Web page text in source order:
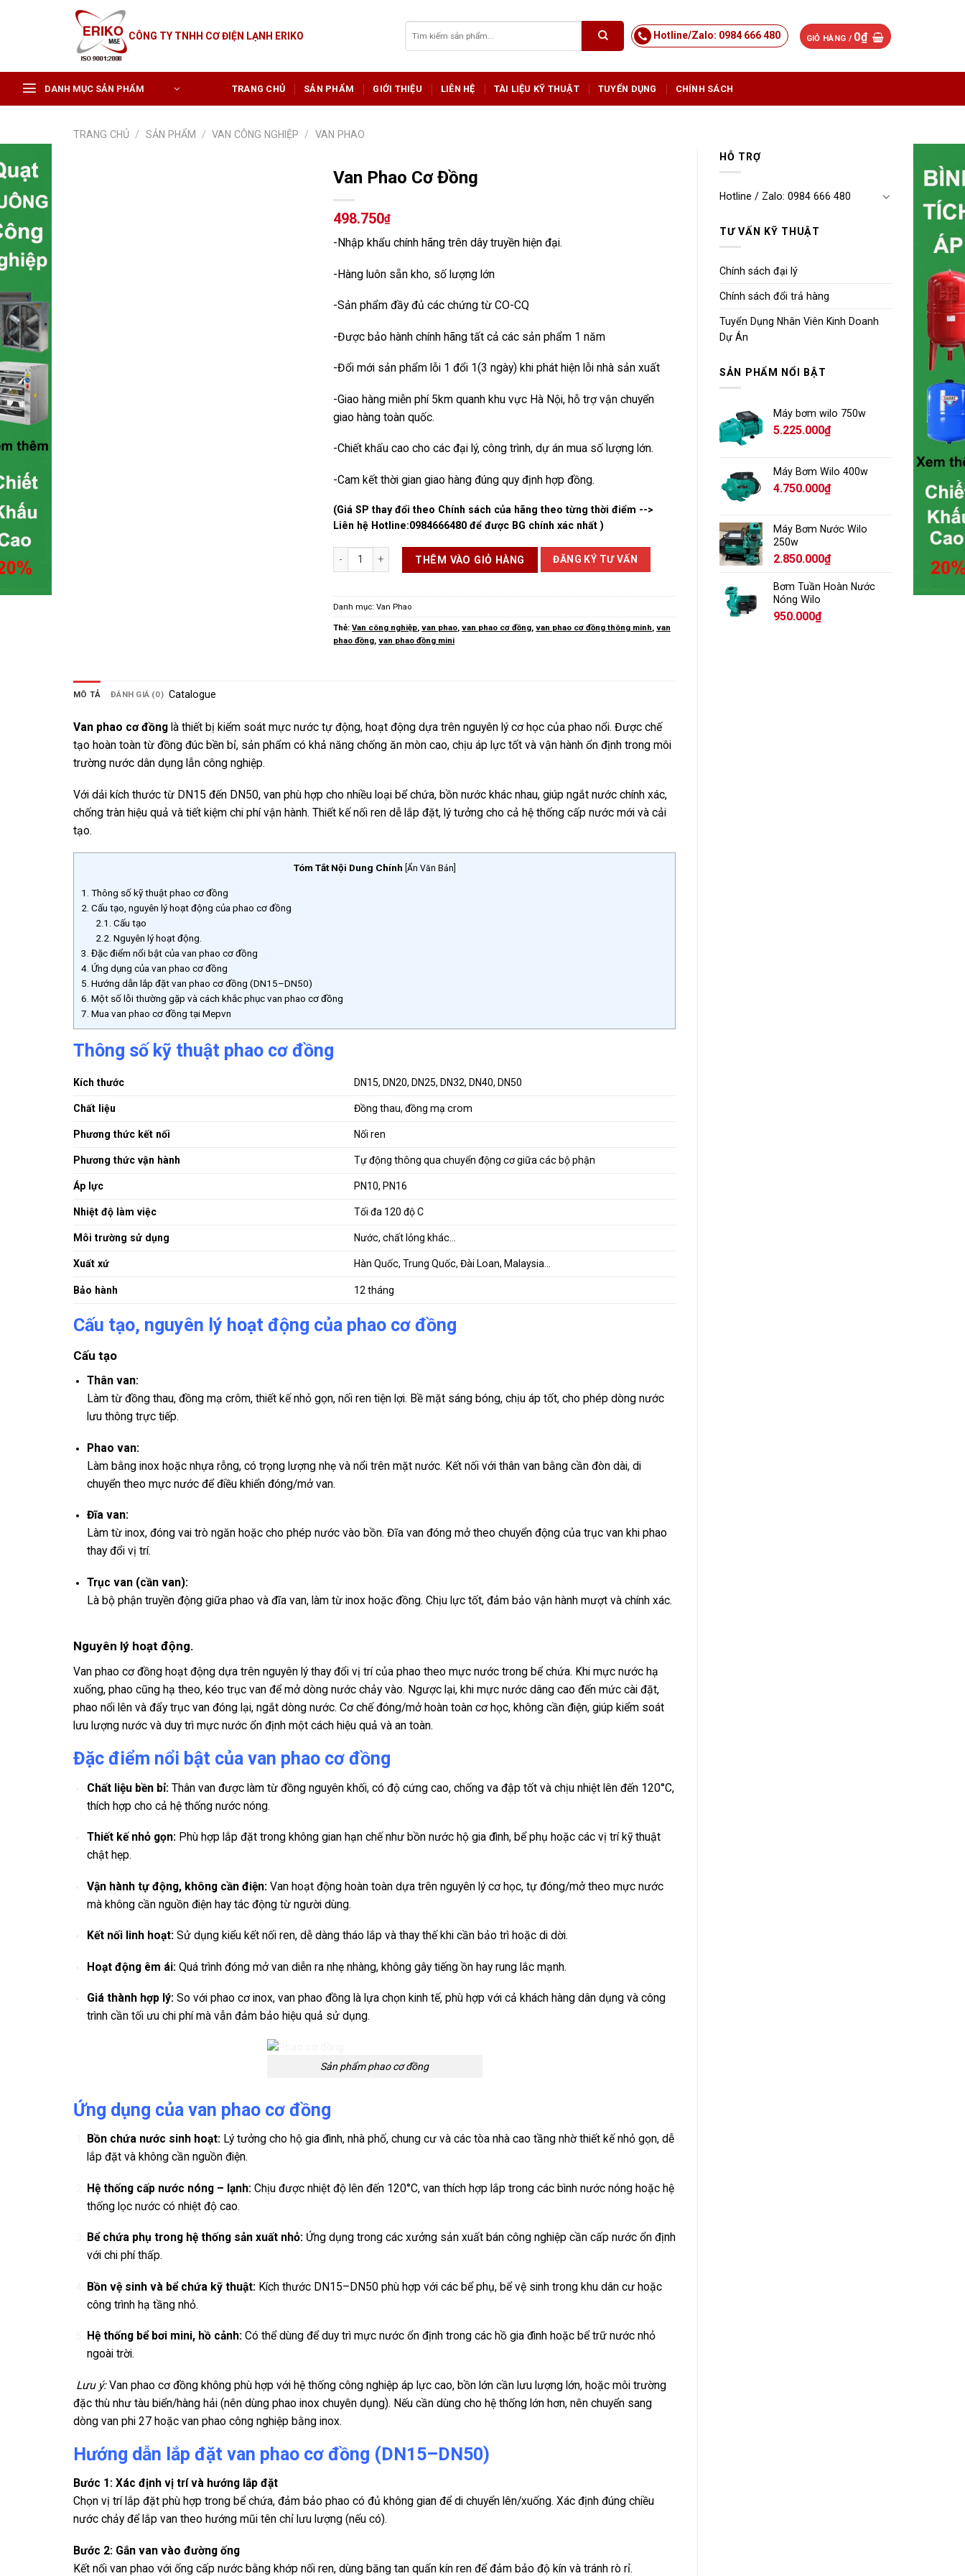
CÔNG TY TNHH CƠ ĐIỆN LẠNH ERIKO
kiếm:
Hotline/Zalo: 0984 666 480 GIỎ HÀNG / 0₫
DANH MỤC SẢN PHẨM TRANG CHỦ SẢN PHẨM GIỚI THIỆU LIÊN HỆ TÀI LIỆU KỸ THUẬT TUYỂN DỤNG CHÍNH SÁCH
TRANG CHỦ / SẢN PHẨM / VAN CÔNG NGHIỆP /
VAN PHAO
HỖ TRỢ
Hotline / Zalo: 0984 666 480
TƯ VẤN KỸ THUẬT
Chính sách đại lý
Chính sách đổi trả hàng
Tuyển Dụng Nhân Viên Kinh Doanh
Dự Án
SẢN PHẨM NỔI BẬT
Máy bơm wilo 750w
5.225.000₫
Máy Bơm Wilo 400w
4.750.000₫
Máy Bơm Nước Wilo
250w
2.850.000₫
Bơm Tuần Hoàn Nước
Nóng Wilo
950.000₫
Van Phao Cơ Đồng
498.750₫
-Nhập khẩu chính hãng trên dây truyền hiện đại.
-Hàng luôn sẵn kho, số lượng lớn
-Sản phẩm đầy đủ các chứng từ CO-CQ
-Được bảo hành chính hãng tất cả các sản phẩm 1 năm
-Đổi mới sản phẩm lỗi 1 đổi 1(3 ngày) khi phát hiện lỗi nhà sản xuất
-Giao hàng miễn phí 5km quanh khu vực Hà Nội, hỗ trợ vận chuyển
giao hàng toàn quốc.
-Chiết khấu cao cho các đại lý, công trình, dự án mua số lượng lớn.
-Cam kết thời gian giao hàng đúng quy định hợp đồng.
(Giá SP thay đổi theo Chính sách của hãng theo từng thời điểm -->
Liên hệ Hotline:0984666480 để được BG chính xác nhất )
Van Phao Cơ Đồng số lượng
THÊM VÀO GIỎ HÀNG ĐĂNG KÝ TƯ VẤN
Danh mục:Van Phao
Thẻ:Van công nghiệp,van phao,van phao cơ đồng,van phao cơ đồng thông minh,van
phao đồng,van phao đồng mini
MÔ TẢ ĐÁNH GIÁ (0) Catalogue
Van phao cơ đồng là thiết bị kiểm soát mực nước tự động, hoạt động dựa trên nguyên lý cơ học của phao nổi. Được chế
tạo hoàn toàn từ đồng đúc bền bỉ, sản phẩm có khả năng chống ăn mòn cao, chịu áp lực tốt và vận hành ổn định trong môi
trường nước dân dụng lẫn công nghiệp.
Với dải kích thước từ DN15 đến DN50, van phù hợp cho nhiều loại bể chứa, bồn nước khác nhau, giúp ngắt nước chính xác,
chống tràn hiệu quả và tiết kiệm chi phí vận hành. Thiết kế nối ren dễ lắp đặt, lý tưởng cho cả hệ thống cấp nước mới và cải
tạo.
Tóm Tắt Nội Dung Chính Ẩn Văn Bản
1. Thông số kỹ thuật phao cơ đồng
2. Cấu tạo, nguyên lý hoạt động của phao cơ đồng
2.1. Cấu tạo
2.2. Nguyên lý hoạt động.
3. Đặc điểm nổi bật của van phao cơ đồng
4. Ứng dụng của van phao cơ đồng
5. Hướng dẫn lắp đặt van phao cơ đồng (DN15–DN50)
6. Một số lỗi thường gặp và cách khắc phục van phao cơ đồng
7. Mua van phao cơ đồng tại Mepvn
Thông số kỹ thuật phao cơ đồng
Kích thước DN15, DN20, DN25, DN32, DN40, DN50
Chất liệu Đồng thau, đồng mạ crom
Phương thức kết nối Nối ren
Phương thức vận hành Tự động thông qua chuyển động cơ giữa các bộ phận
Áp lực PN10, PN16
Nhiệt độ làm việc Tối đa 120 độ C
Môi trường sử dụng Nước, chất lỏng khác…
Xuất xứ Hàn Quốc, Trung Quốc, Đài Loan, Malaysia…
Bảo hành 12 tháng
Cấu tạo, nguyên lý hoạt động của phao cơ đồng
Cấu tạo
Thân van:
Làm từ đồng thau, đồng mạ crôm, thiết kế nhỏ gọn, nối ren tiện lợi. Bề mặt sáng bóng, chịu áp tốt, cho phép dòng nước
lưu thông trực tiếp.
Phao van:
Làm bằng inox hoặc nhựa rỗng, có trọng lượng nhẹ và nổi trên mặt nước. Kết nối với thân van bằng cần đòn dài, di
chuyển theo mực nước để điều khiển đóng/mở van.
Đĩa van:
Làm từ inox, đóng vai trò ngăn hoặc cho phép nước vào bồn. Đĩa van đóng mở theo chuyển động của trục van khi phao
thay đổi vị trí.
Trục van (cần van):
Là bộ phận truyền động giữa phao và đĩa van, làm từ inox hoặc đồng. Chịu lực tốt, đảm bảo vận hành mượt và chính xác.
Nguyên lý hoạt động.
Van phao cơ đồng hoạt động dựa trên nguyên lý thay đổi vị trí của phao theo mực nước trong bể chứa. Khi mực nước hạ
xuống, phao cũng hạ theo, kéo trục van để mở dòng nước chảy vào. Ngược lại, khi mực nước dâng cao đến mức cài đặt,
phao nổi lên và đẩy trục van đóng lại, ngắt dòng nước. Cơ chế đóng/mở hoàn toàn cơ học, không cần điện, giúp kiểm soát
lưu lượng nước và duy trì mực nước ổn định một cách hiệu quả và an toàn.
Đặc điểm nổi bật của van phao cơ đồng
Chất liệu bền bỉ: Thân van được làm từ đồng nguyên khối, có độ cứng cao, chống va đập tốt và chịu nhiệt lên đến 120°C,
thích hợp cho cả hệ thống nước nóng.
Thiết kế nhỏ gọn: Phù hợp lắp đặt trong không gian hạn chế như bồn nước hộ gia đình, bể phụ hoặc các vị trí kỹ thuật
chật hẹp.
Vận hành tự động, không cần điện: Van hoạt động hoàn toàn dựa trên nguyên lý cơ học, tự đóng/mở theo mực nước
mà không cần nguồn điện hay tác động từ người dùng.
Kết nối linh hoạt: Sử dụng kiểu kết nối ren, dễ dàng tháo lắp và thay thế khi cần bảo trì hoặc di dời.
Hoạt động êm ái: Quá trình đóng mở van diễn ra nhẹ nhàng, không gây tiếng ồn hay rung lắc mạnh.
Giá thành hợp lý: So với phao cơ inox, van phao đồng là lựa chọn kinh tế, phù hợp với cả khách hàng dân dụng và công
trình cần tối ưu chi phí mà vẫn đảm bảo hiệu quả sử dụng.
Sản phẩm phao cơ đồng
Ứng dụng của van phao cơ đồng
Bồn chứa nước sinh hoạt: Lý tưởng cho hộ gia đình, nhà phố, chung cư và các tòa nhà cao tầng nhờ thiết kế nhỏ gọn, dễ
lắp đặt và không cần nguồn điện.
Hệ thống cấp nước nóng – lạnh: Chịu được nhiệt độ lên đến 120°C, van thích hợp lắp trong các bình nước nóng hoặc hệ
thống lọc nước có nhiệt độ cao.
Bể chứa phụ trong hệ thống sản xuất nhỏ: Ứng dụng trong các xưởng sản xuất bán công nghiệp cần cấp nước ổn định
với chi phí thấp.
Bồn vệ sinh và bể chứa kỹ thuật: Kích thước DN15–DN50 phù hợp với các bể phụ, bể vệ sinh trong khu dân cư hoặc
công trình hạ tầng nhỏ.
Hệ thống bể bơi mini, hồ cảnh: Có thể dùng để duy trì mực nước ổn định trong các hồ gia đình hoặc bể trữ nước nhỏ
ngoài trời.
Lưu ý:Van phao cơ đồng không phù hợp với hệ thống công nghiệp áp lực cao, bồn lớn cần lưu lượng lớn, hoặc môi trường
đặc thù như tàu biển/hàng hải (nên dùng phao inox chuyên dụng). Nếu cần dùng cho hệ thống lớn hơn, nên chuyển sang
dòng van phi 27 hoặc van phao công nghiệp bằng inox.
Hướng dẫn lắp đặt van phao cơ đồng (DN15–DN50)
Bước 1: Xác định vị trí và hướng lắp đặt
Chọn vị trí lắp đặt phù hợp trong bể chứa, đảm bảo phao có đủ không gian để di chuyển lên/xuống. Xác định đúng chiều
nước chảy để lắp van theo hướng mũi tên chỉ lưu lượng (nếu có).
Bước 2: Gắn van vào đường ống
Kết nối van phao với ống cấp nước bằng khớp nối ren, dùng băng tan quấn kín ren để đảm bảo độ kín và tránh rò rỉ.